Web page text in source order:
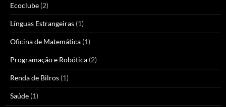
Ecoclube (2)
Línguas Estrangeiras (1)
Oficina de Matemática (1)
Programação e Robótica (2)
Renda de Bilros (1)
Saúde (1)